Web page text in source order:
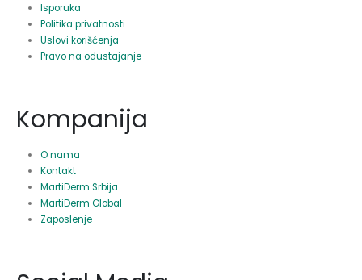
Isporuka
Politika privatnosti
Uslovi korišćenja
Pravo na odustajanje
Kompanija
O nama
Kontakt
MartiDerm Srbija
MartiDerm Global
Zaposlenje